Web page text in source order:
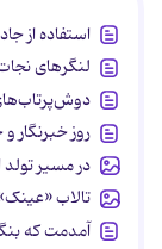
استفاده از
لنگرهای
روز خبرنگار
در مسیر تولد
تالاب
آمدمت که